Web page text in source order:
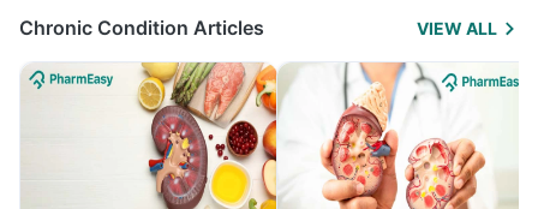
Chronic Condition Articles VIEW ALL